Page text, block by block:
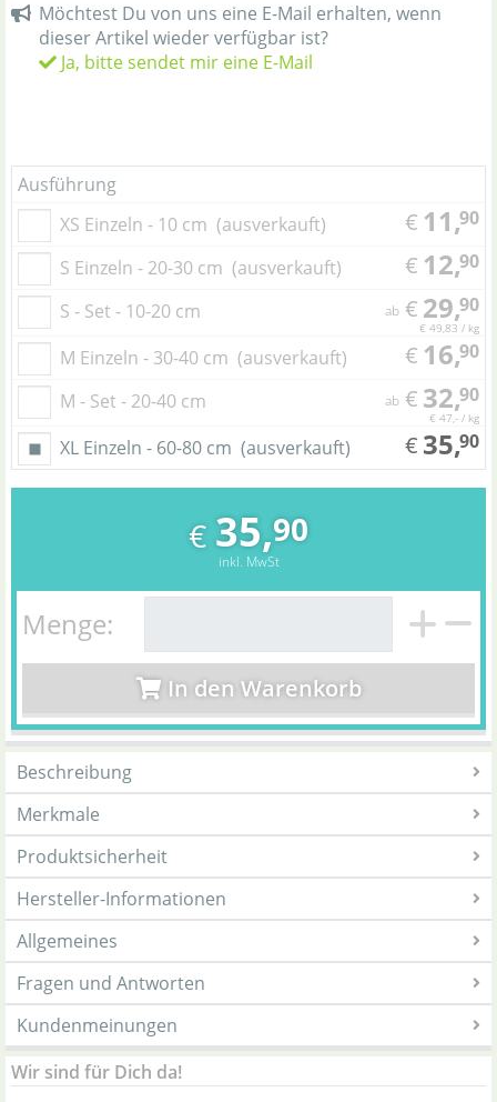
Möchtest Du von uns eine E-Mail erhalten, wenn
dieser Artikel wieder verfügbar ist?
Ja, bitte sendet mir eine E-Mail
Ausführung
XS Einzeln - 10 cm (ausverkauft) € 11,90
S Einzeln - 20-30 cm (ausverkauft) € 12,90
S - Set - 10-20 cm ab € 29,90
€ 49,83 / kg
M Einzeln - 30-40 cm (ausverkauft) € 16,90
M - Set - 20-40 cm ab € 32,90
€ 47,- / kg
XL Einzeln - 60-80 cm (ausverkauft) € 35,90
€ 35,90
inkl. MwSt
Menge:
In den Warenkorb
Beschreibung
Merkmale
Produktsicherheit
Hersteller-Informationen
Allgemeines
Fragen und Antworten
Kundenmeinungen
Wir sind für Dich da!